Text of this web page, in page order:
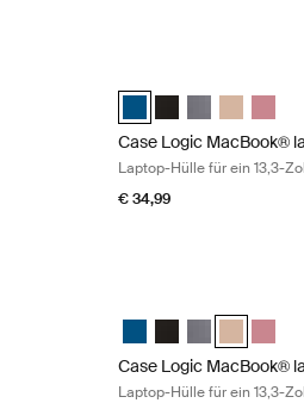
Case Logic 13.3"
Case Logic 13.3"
Case Logic
CaseCase
Case Logic MacBook®
Laptop-Hülle für ein 13,3-
€ 34,99
Case Logic 13.3"
Case Logic 13.3"
Case Logic
CaseCase
Case Logic MacBook®
Laptop-Hülle für ein 13,3-